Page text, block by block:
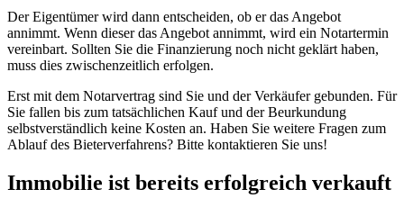
Der Eigentümer wird dann entscheiden, ob er das Angebot
annimmt. Wenn dieser das Angebot annimmt, wird ein Notartermin
vereinbart. Sollten Sie die Finanzierung noch nicht geklärt haben,
muss dies zwischenzeitlich erfolgen.
Erst mit dem Notarvertrag sind Sie und der Verkäufer gebunden. Für
Sie fallen bis zum tatsächlichen Kauf und der Beurkundung
selbstverständlich keine Kosten an. Haben Sie weitere Fragen zum
Ablauf des Bieterverfahrens? Bitte kontaktieren Sie uns!
Immobilie ist bereits erfolgreich verkauft